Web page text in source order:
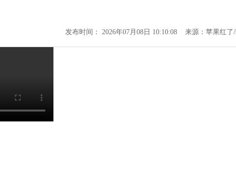
发布时间： 2026年07月08日 10:10:08 来源：苹果红